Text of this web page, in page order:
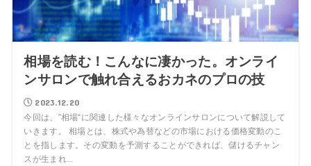
相場を読む！こんなに凄かった。オンライ
ンサロンで触れ合えるおカネのプロの技
2023.12.20
今回は、”相場“に関連した様々なオンラインサロンについて解説して
いきます。 相場とは、株式や為替などの市場における価格変動のこ
とを指します。その変動を予測することができれば、儲けるチャン
スが生まれ...